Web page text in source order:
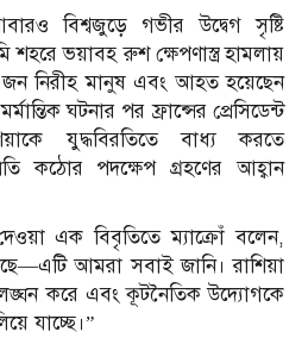
বিশ্বজুড়ে গভীর উদ্বেগ সৃষ্টি
শহরে ভয়াবহ রুশ ক্ষেপণাস্ত্র হামলায়
জন নিরীহ মানুষ এবং আহত হয়েছেন
ঘটনার পর ফ্রান্সের প্রেসিডেন্ট
যুদ্ধবিরতিতে বাধ্য করতে
কঠোর পদক্ষেপ গ্রহণের আহ্বান
এক বিবৃতিতে ম্যাক্রোঁ বলেন,
আমরা সবাই জানি। রাশিয়া
করে এবং কূটনৈতিক উদ্যোগকে
যাচ্ছে।”